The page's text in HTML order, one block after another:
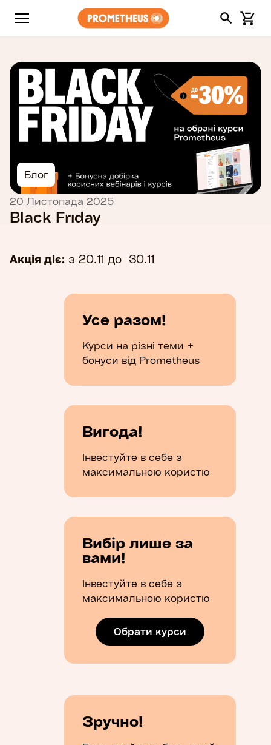
Блог
20 Листопада 2025
Black Friday
Акція діє: з 20.11 до 30.11
Усе разом!
Курси на різні теми +
бонуси від Prometheus
Вигода!
Інвестуйте в себе з
максимальною користю
Вибір лише за
вами!
Інвестуйте в себе з
максимальною користю
Обрати курси
Зручно!